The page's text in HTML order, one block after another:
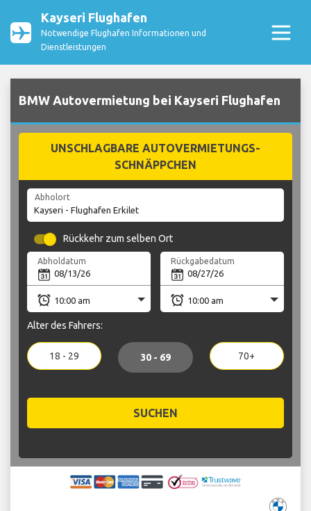
Kayseri Flughafen
Notwendige Flughafen Informationen und
Dienstleistungen
BMW Autovermietung bei Kayseri Flughafen
UNSCHLAGBARE AUTOVERMIETUNGS-
SCHNÄPPCHEN
Abholort
Rückkehr zum selben Ort
Abholdatum Rückgabedatum
Alter des Fahrers:
18 - 29 30 - 69 70+
SUCHEN